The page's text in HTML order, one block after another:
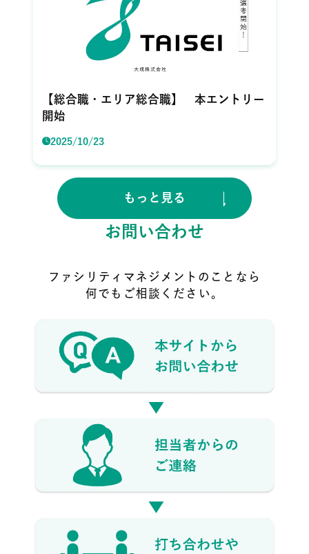
【総合職・エリア総合職】 本エントリー
開始
2025/10/23
もっと見る
お問い合わせ
ファシリティマネジメントのことなら
何でもご相談ください。